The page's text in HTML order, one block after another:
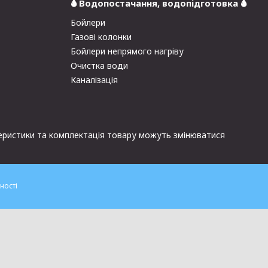
🌢 Водопостачання, водопідготовка 🌢
Бойлери
Газові колонки
Бойлери непрямого нагріву
Очистка води
Каналізація
та комплектація товару можуть змінюватися